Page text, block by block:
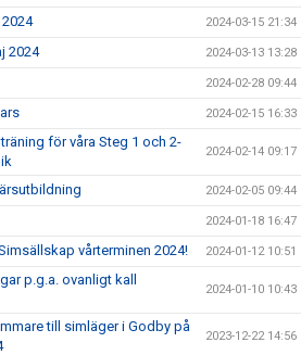
2024-03-15 21:34
2024 2024-03-13 13:28
2024-02-28 09:44
2024-02-15 16:33
för våra Steg 1 och 2-
2024-02-14 09:17
2024-02-05 09:44
2024-01-18 16:47
vårterminen 2024! 2024-01-12 10:51
p.g.a. ovanligt kall
2024-01-10 10:43
till simläger i Godby på
2023-12-22 14:56